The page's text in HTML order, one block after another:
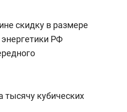
скидку в размере
РФ
тысячу кубических